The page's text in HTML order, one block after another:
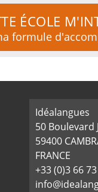
ÉCOLE
formule
Idéalangues
50 Boulevard
59400
FRANCE
+33 (0)3 66